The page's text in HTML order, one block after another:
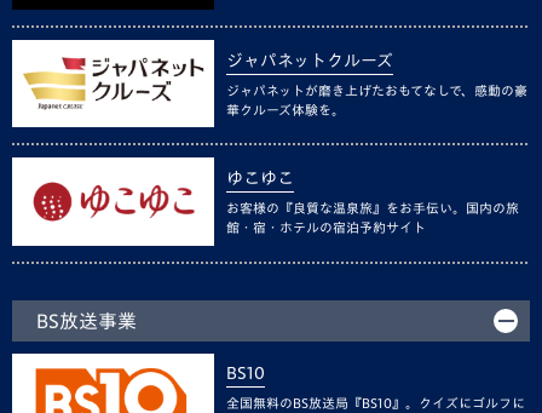
ジャパネットクルーズ
ジャパネットが磨き上げたおもてなしで、感動の豪
華クルーズ体験を。
ゆこゆこ
お客様の『良質な温泉旅』をお手伝い。国内の旅
館・宿・ホテルの宿泊予約サイト
BS放送事業
BS10
全国無料のBS放送局『BS10』。クイズにゴルフに